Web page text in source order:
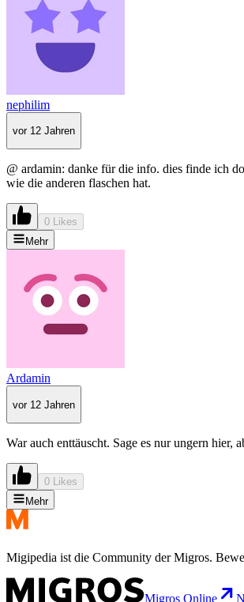
nephilim
vor 12 Jahren
@ ardamin: danke für die info. dies finde ich
wie die anderen flaschen hat.
0 Likes
Mehr
Ardamin
vor 12 Jahren
War auch enttäuscht. Sage es nur ungern
0 Likes
Mehr
Migipedia ist die Community der Migros.
Migros Online